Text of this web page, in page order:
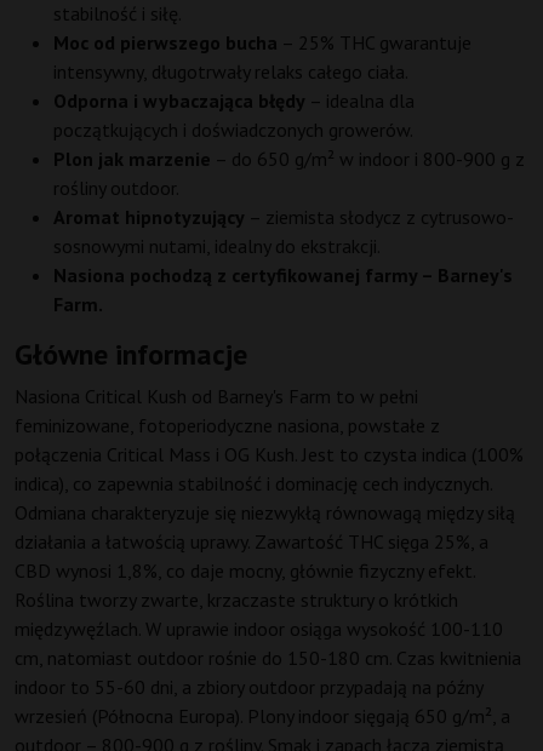
stabilność i siłę.
Moc od pierwszego bucha – 25% THC gwarantuje
intensywny, długotrwały relaks całego ciała.
Odporna i wybaczająca błędy – idealna dla
początkujących i doświadczonych growerów.
Plon jak marzenie – do 650 g/m² w indoor i 800-900 g z
rośliny outdoor.
Aromat hipnotyzujący – ziemista słodycz z cytrusowo-
sosnowymi nutami, idealny do ekstrakcji.
Nasiona pochodzą z certyfikowanej farmy – Barney's
Farm.
Główne informacje
Nasiona Critical Kush od Barney's Farm to w pełni
feminizowane, fotoperiodyczne nasiona, powstałe z
połączenia Critical Mass i OG Kush. Jest to czysta indica (100%
indica), co zapewnia stabilność i dominację cech indycznych.
Odmiana charakteryzuje się niezwykłą równowagą między siłą
działania a łatwością uprawy. Zawartość THC sięga 25%, a
CBD wynosi 1,8%, co daje mocny, głównie fizyczny efekt.
Roślina tworzy zwarte, krzaczaste struktury o krótkich
międzywęźlach. W uprawie indoor osiąga wysokość 100-110
cm, natomiast outdoor rośnie do 150-180 cm. Czas kwitnienia
indoor to 55-60 dni, a zbiory outdoor przypadają na późny
wrzesień (Północna Europa). Plony indoor sięgają 650 g/m², a
outdoor – 800-900 g z rośliny. Smak i zapach łączą ziemistą